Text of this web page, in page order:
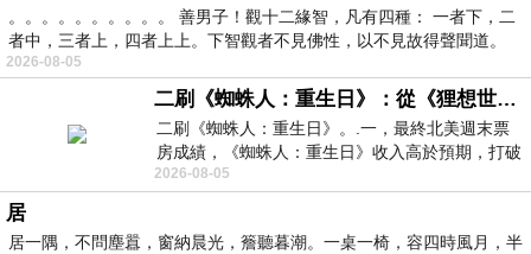
。。。。。。。。。。 善男子！觀十二緣智，凡有四種： 一者下，二
者中，三者上，四者上上。下智觀者不見佛性，以不見故得聲聞道。
2026-08-05
二刷《蜘蛛人：重生日》：從《狸想世界》到《怪奇物語》
二刷《蜘蛛人：重生日》。.一，最終北美週末票
房成績，《蜘蛛人：重生日》收入高於預期，打破
《復仇者聯盟：終局之戰》記錄，成為
2026-08-05
居
居一隅，不問塵囂，窗納晨光，簷聽暮潮。一桌一椅，容四時風月，半